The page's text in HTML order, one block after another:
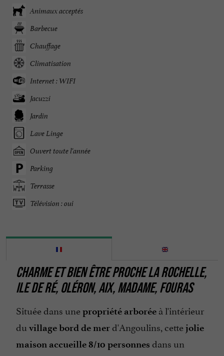
Animaux acceptés
Barbecue
Chauffage
Climatisation
Internet : WIFI
Jacuzzi
Jardin
Lave Linge
Ouvert toute l'année
Parking
Terrasse
Télévision : oui
CHARME ET BIEN ÊTRE PROCHE LA ROCHELLE,
ILE DE RÉ, OLÉRON, AIX, MADAME, FOURAS
Située dans unepropriété arborée à l'intérieur
du village bord de merd'Angoulins, cettejolie
maison accueille 8/10 personnes dans un